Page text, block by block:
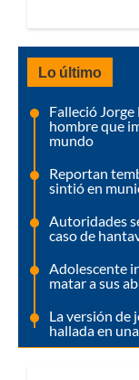
Lo último
Falleció Jorge
hombre que
mundo
Reportan
sintió en
Autoridades
caso de
Adolescente
matar a sus
La versión de
hallada en